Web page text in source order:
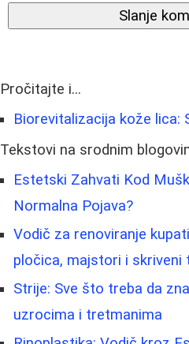
Slanje
Pročitajte i...
Biorevitalizacija kože lica:
Tekstovi na srodnim
Estetski Zahvati Kod
Normalna Pojava?
Vodič za renoviranje
pločica, majstori i skriveni
Strije: Sve što treba da
uzrocima i tretmanima